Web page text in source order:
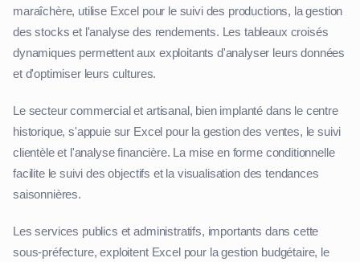
maraîchère, utilise Excel pour le suivi des productions, la gestion
des stocks et l'analyse des rendements. Les tableaux croisés
dynamiques permettent aux exploitants d'analyser leurs données
et d'optimiser leurs cultures.
Le secteur commercial et artisanal, bien implanté dans le centre
historique, s'appuie sur Excel pour la gestion des ventes, le suivi
clientèle et l'analyse financière. La mise en forme conditionnelle
facilite le suivi des objectifs et la visualisation des tendances
saisonnières.
Les services publics et administratifs, importants dans cette
sous-préfecture, exploitent Excel pour la gestion budgétaire, le